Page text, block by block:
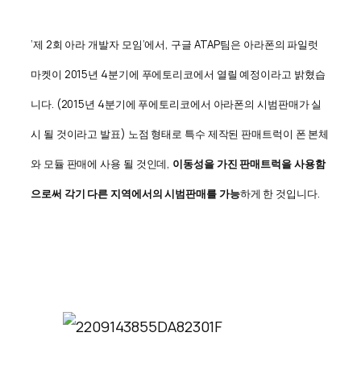
‘제 2회 아라 개발자 모임’에서, 구글 ATAP팀은 아라폰의 파일럿
마켓이 2015년 4분기에 푸에토리코에서 열릴 예정이라고 밝혔습
니다. (2015년 4분기에 푸에토리코에서 아라폰의 시범판매가 실
시 될 것이라고 발표) 노점 형태로 특수 제작된 판매트럭이 폰 본체
와 모듈 판매에 사용 될 것인데, 이동성을 가진 판매트럭을 사용함
으로써 각기 다른 지역에서의 시범판매를 가능하게 한 것입니다.